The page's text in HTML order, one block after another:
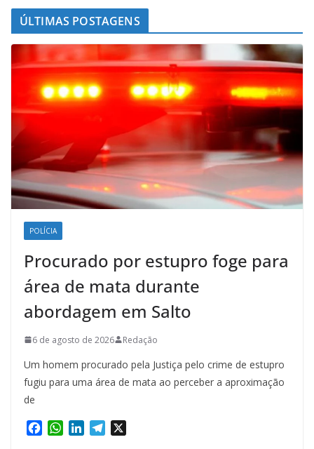
ÚLTIMAS POSTAGENS
POLÍCIA
Procurado por estupro foge para
área de mata durante
abordagem em Salto
6 de agosto de 2026 Redação
Um homem procurado pela Justiça pelo crime de estupro
fugiu para uma área de mata ao perceber a aproximação
de
W